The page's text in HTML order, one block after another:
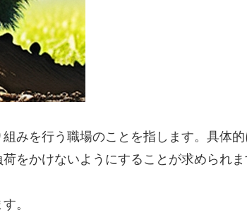
みを行う職場のことを指します。具体
をかけないようにすることが求められま
。